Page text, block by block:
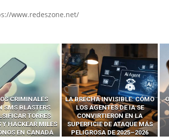
www.redeszone.net/
INVISIBLE: CÓMO
DE IA SE
EN LA
DE ATAQUE MÁS
DE 2025–2026
OLVIDA METASPLOIT: CÓMO
PREDATOR HACKEA
CUALQUIER MÓVIL CON
ATAQUES PUBLICITARIOS
CERO-CLIC